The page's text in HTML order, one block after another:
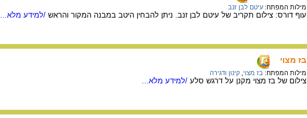
מילות המפתח: עיטם לבן זנב
עוף דורס: צילום תקריב של עיטם לבן זנב. ניתן להבחין היטב במבנה המקור והראש /למידע מלא...
בז מצוי
מילות המפתח: בז מצוי קינון ודגירה
צילום של בז מצוי מקנן על דרגש סלע /למידע מלא...